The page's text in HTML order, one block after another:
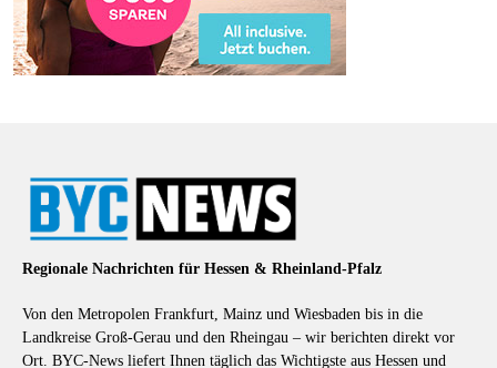
Regionale Nachrichten für Hessen & Rheinland-Pfalz
Von den Metropolen Frankfurt, Mainz und Wiesbaden bis in die
Landkreise Groß-Gerau und den Rheingau – wir berichten direkt vor
Ort. BYC-News liefert Ihnen täglich das Wichtigste aus Hessen und